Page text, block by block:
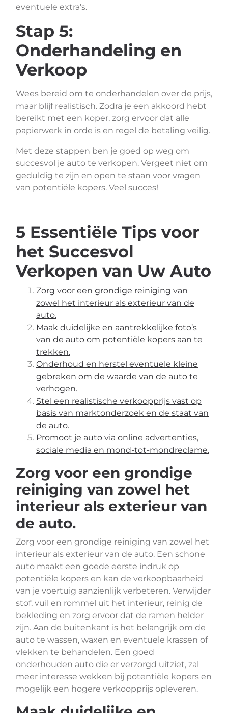
eventuele extra’s.
Stap 5:
Onderhandeling en
Verkoop
Wees bereid om te onderhandelen over de prijs,
maar blijf realistisch. Zodra je een akkoord hebt
bereikt met een koper, zorg ervoor dat alle
papierwerk in orde is en regel de betaling veilig.
Met deze stappen ben je goed op weg om
succesvol je auto te verkopen. Vergeet niet om
geduldig te zijn en open te staan voor vragen
van potentiële kopers. Veel succes!
5 Essentiële Tips voor
het Succesvol
Verkopen van Uw Auto
Zorg voor een grondige reiniging van
zowel het interieur als exterieur van de
auto.
Maak duidelijke en aantrekkelijke foto’s
van de auto om potentiële kopers aan te
trekken.
Onderhoud en herstel eventuele kleine
gebreken om de waarde van de auto te
verhogen.
Stel een realistische verkoopprijs vast op
basis van marktonderzoek en de staat van
de auto.
Promoot je auto via online advertenties,
sociale media en mond-tot-mondreclame.
Zorg voor een grondige
reiniging van zowel het
interieur als exterieur van
de auto.
Zorg voor een grondige reiniging van zowel het
interieur als exterieur van de auto. Een schone
auto maakt een goede eerste indruk op
potentiële kopers en kan de verkoopbaarheid
van je voertuig aanzienlijk verbeteren. Verwijder
stof, vuil en rommel uit het interieur, reinig de
bekleding en zorg ervoor dat de ramen helder
zijn. Aan de buitenkant is het belangrijk om de
auto te wassen, waxen en eventuele krassen of
vlekken te behandelen. Een goed
onderhouden auto die er verzorgd uitziet, zal
meer interesse wekken bij potentiële kopers en
mogelijk een hogere verkoopprijs opleveren.